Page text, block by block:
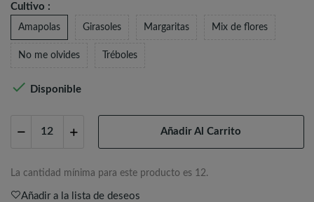
Cultivo :
Amapolas Girasoles Margaritas Mix de flores
No me olvides Tréboles
 Disponible
Añadir Al Carrito
La cantidad mínima para este producto es 12.
Añadir a la lista de deseos